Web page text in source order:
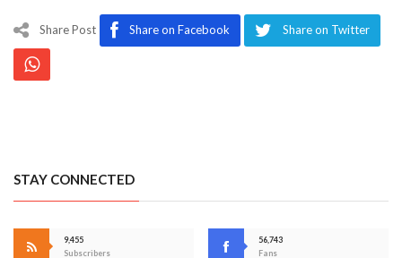
Share Post Share on Facebook Share on Twitter
STAY CONNECTED
9,455
Subscribers
56,743
Fans